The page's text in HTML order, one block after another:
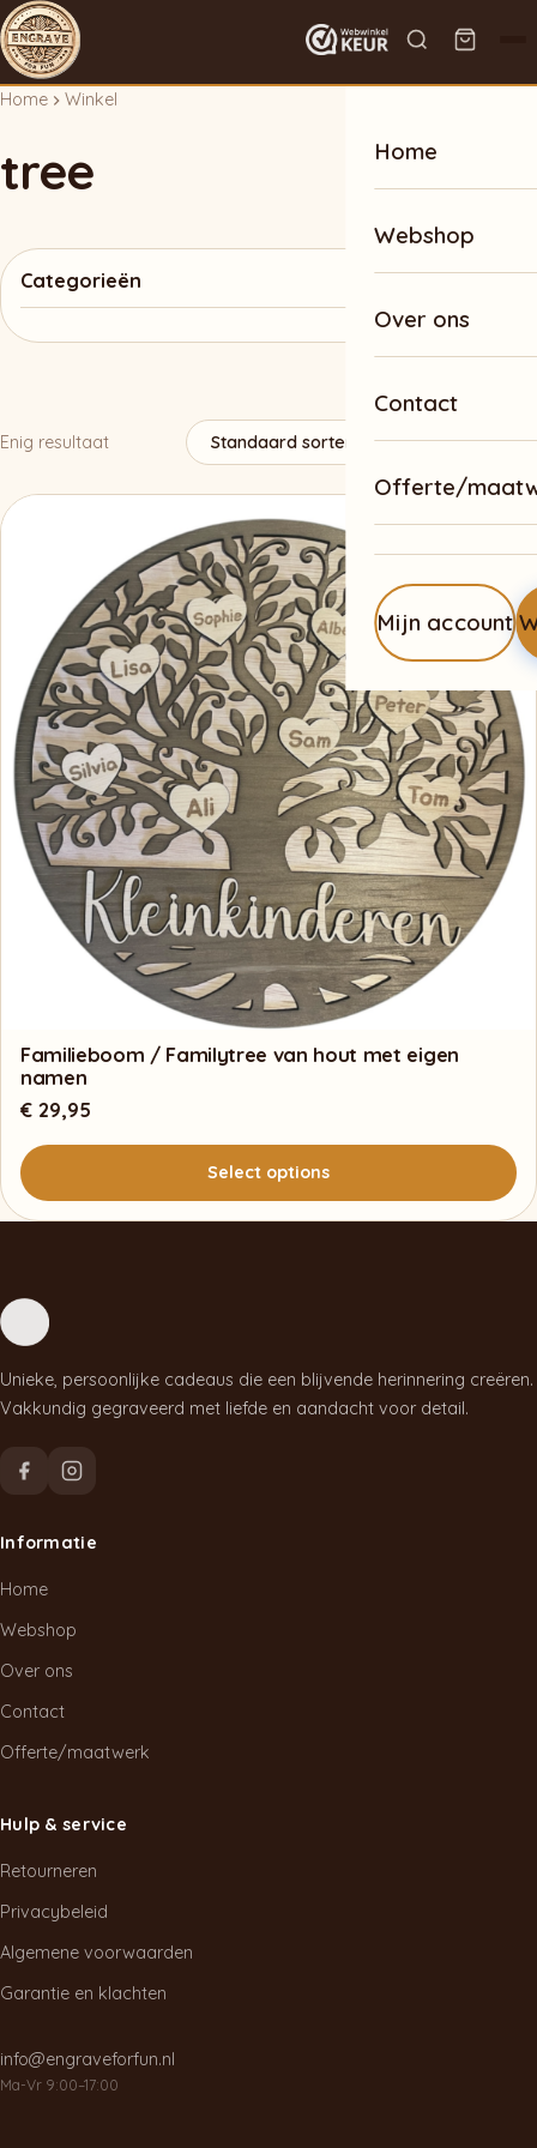
Home
Webshop
Over ons
Contact
Offerte/
Mijn account
Home Winkel
tree
Categorieën
Enig resultaat
Familieboom / Familytree van hout met eigen
namen
€ 29,95
Select options
Unieke, persoonlijke cadeaus die een blijvende herinnering creëren.
Vakkundig gegraveerd met liefde en aandacht voor detail.
Informatie
Home
Webshop
Over ons
Contact
Offerte/maatwerk
Hulp & service
Retourneren
Privacybeleid
Algemene voorwaarden
Garantie en klachten
info@engraveforfun.nl
Ma-Vr 9:00–17:00